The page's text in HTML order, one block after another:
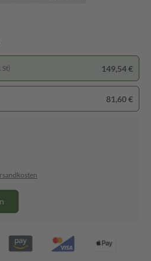
St) 149,54 €
81,60 €